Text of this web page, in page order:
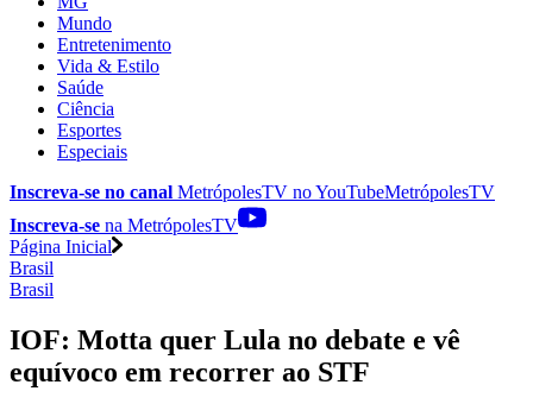
Mundo
Entretenimento
Vida & Estilo
Saúde
Ciência
Esportes
Especiais
Inscreva-se no canal MetrópolesTV noYouTubeMetrópolesTV
Inscreva-se na MetrópolesTV
Página Inicial
Brasil
Brasil
IOF: Motta quer Lula no debate e vê
equívoco em recorrer ao STF